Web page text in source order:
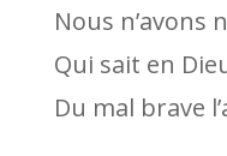
Nous n’avons
Qui sait en
Du mal brave